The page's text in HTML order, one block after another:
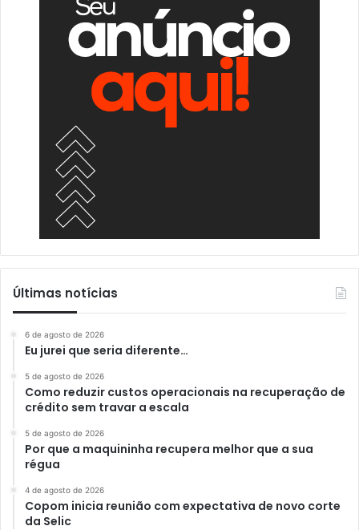
Últimas notícias
6 de agosto de 2026
Eu jurei que seria diferente…
5 de agosto de 2026
Como reduzir custos operacionais na recuperação de
crédito sem travar a escala
5 de agosto de 2026
Por que a maquininha recupera melhor que a sua
régua
4 de agosto de 2026
Copom inicia reunião com expectativa de novo corte
da Selic